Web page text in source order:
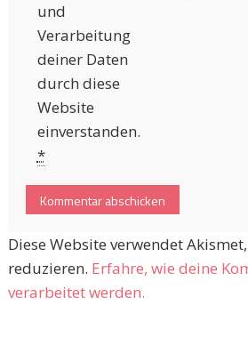
und
Verarbeitung
deiner Daten
durch diese
Website
einverstanden.
*
Diese Website verwendet
reduzieren. Erfahre, wie deine
verarbeitet werden.